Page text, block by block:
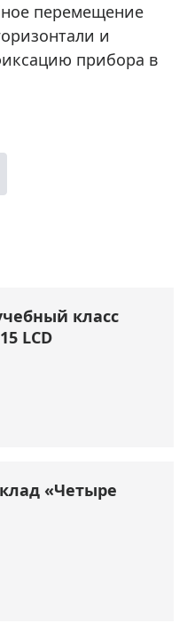
перемещение
и
прибора в
класс
LCD
«Четыре